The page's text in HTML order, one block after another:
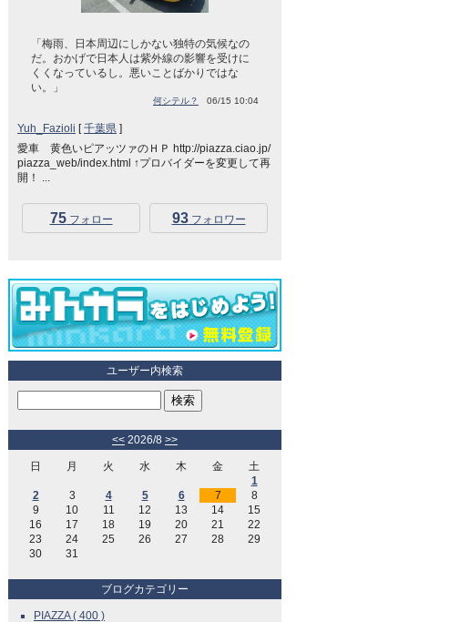
「梅雨、日本周辺にしかない独特の気候なの
だ。おかげで日本人は紫外線の影響を受けに
くくなっているし。悪いことばかりではな
い。」
何シテル？ 06/15 10:04
Yuh_Fazioli [千葉県 ]
愛車 黄色いピアッツァのＨＰ http://piazza.ciao.jp/
piazza_web/index.html ↑プロバイダーを変更して再
開！ ...
75フォロー 93フォロワー
ユーザー内検索
<< 2026/8 >>
日 月 火 水 木 金
土
1
2
3 4 5 6 7
8
9
10 11 12 13 14
15
16
17 18 19 20 21
22
23
24 25 26 27 28
29
30
31
ブログカテゴリー
PIAZZA ( 400 )